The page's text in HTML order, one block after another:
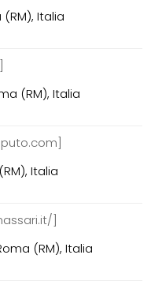
Italia
(RM), Italia
Italia
]
(RM), Italia